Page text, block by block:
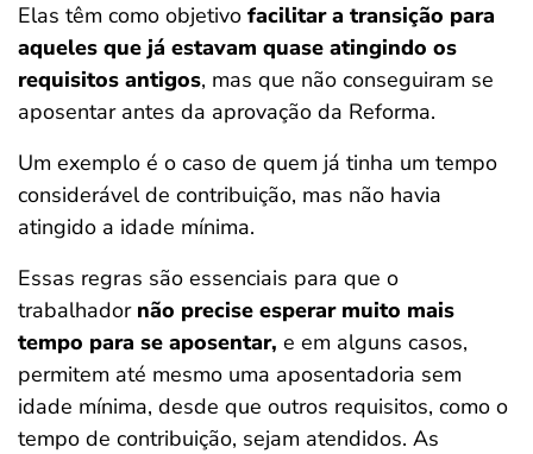
Elas têm como objetivo facilitar a transição para
aqueles que já estavam quase atingindo os
requisitos antigos, mas que não conseguiram se
aposentar antes da aprovação da Reforma.
Um exemplo é o caso de quem já tinha um tempo
considerável de contribuição, mas não havia
atingido a idade mínima.
Essas regras são essenciais para que o
trabalhador não precise esperar muito mais
tempo para se aposentar, e em alguns casos,
permitem até mesmo uma aposentadoria sem
idade mínima, desde que outros requisitos, como o
tempo de contribuição, sejam atendidos. As